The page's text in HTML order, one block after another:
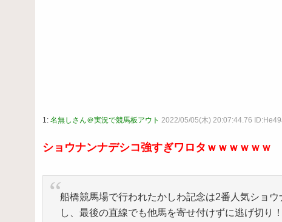
1: 名無しさん＠実況で競馬板アウト 2022/05/05(木) 20:07:44.76
ショウナンナデシコ強すぎワロタｗｗｗｗｗｗ
船橋競馬場で行われたかしわ記念は2番人気ショ
し、最後の直線でも他馬を寄せ付けずに逃げ切り！